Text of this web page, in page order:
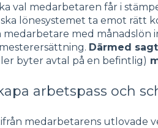
val medarbetaren får i
ska lönesystemet ta emot rätt
medarbetare med månadslön
Därmed
byter avtal på en befintlig)
arbetspass och
medarbetarens utlovade